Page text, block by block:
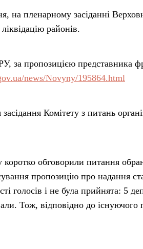
на пленарному засіданні
районів.
за пропозицією представника
news/Novyny/195864.html
Комітету з питань
коротко обговорили питання
пропозицію про надання
голосів і не була прийнята: 5
Тож, відповідно до